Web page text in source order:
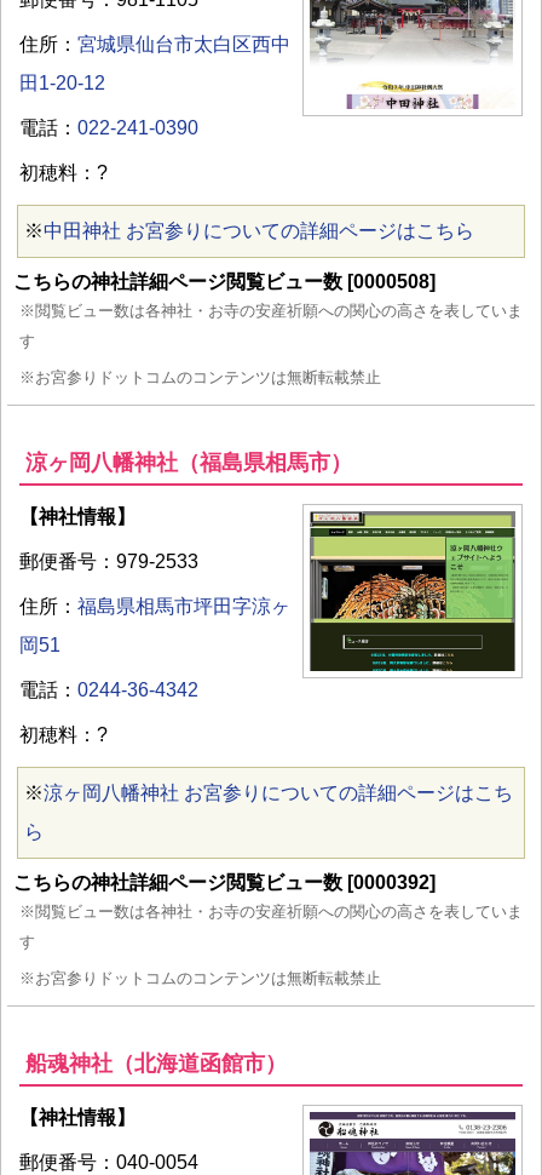
住所： 宮城県仙台市太白区西中
田1-20-12
電話： 022-241-0390
初穂料：?
※中田神社 お宮参りについての詳細ページはこちら
こちらの神社詳細ページ閲覧ビュー数 [0000508]
※閲覧ビュー数は各神社・お寺の安産祈願への関心の高さを表していま
す
※お宮参りドットコムのコンテンツは無断転載禁止
涼ヶ岡八幡神社（福島県相馬市）
【神社情報】
郵便番号：979-2533
住所： 福島県相馬市坪田字涼ヶ
岡51
電話： 0244-36-4342
初穂料：?
※涼ヶ岡八幡神社 お宮参りについての詳細ページはこち
ら
こちらの神社詳細ページ閲覧ビュー数 [0000392]
※閲覧ビュー数は各神社・お寺の安産祈願への関心の高さを表していま
す
※お宮参りドットコムのコンテンツは無断転載禁止
船魂神社（北海道函館市）
【神社情報】
郵便番号：040-0054